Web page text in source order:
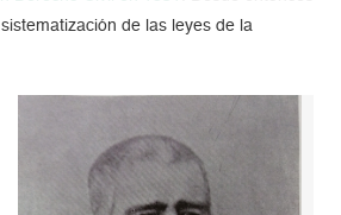
de las leyes de la